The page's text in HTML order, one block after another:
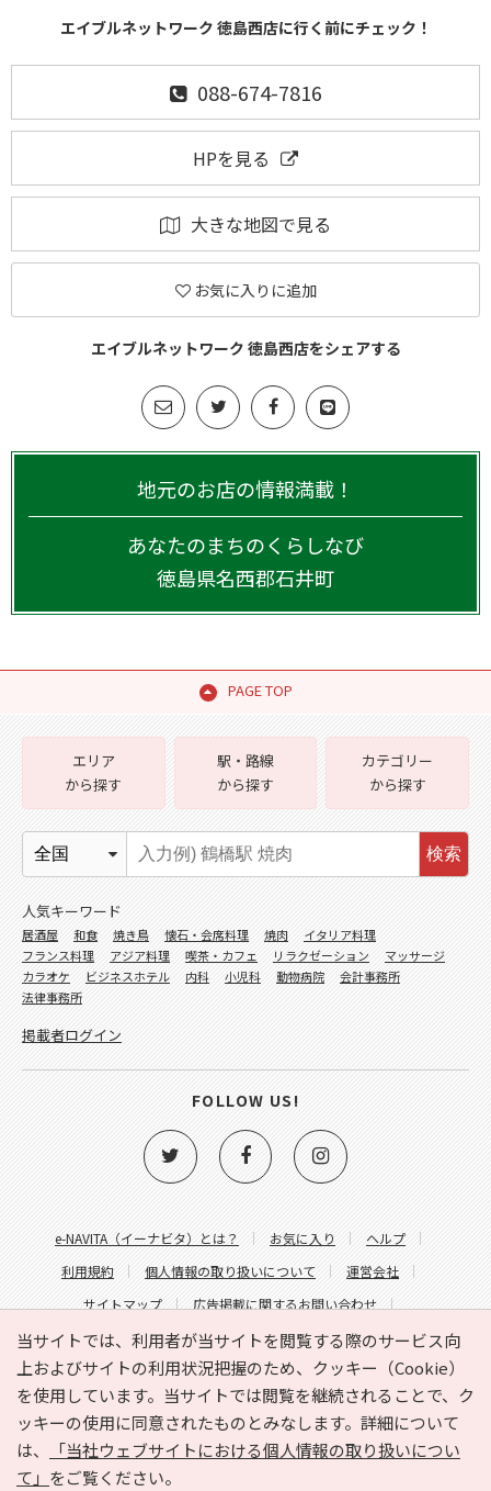
エイブルネットワーク 徳島西店に行く前にチェック！
088-674-7816
HPを見る
大きな地図で見る
お気に入りに追加
エイブルネットワーク 徳島西店をシェアする
地元のお店の情報満載！
あなたのまちのくらしなび
徳島県名西郡石井町
PAGE TOP
当サイトでは、利用者が当サイトを閲覧する際のサービス向
上およびサイトの利用状況把握のため、クッキー（Cookie）
を使用しています。当サイトでは閲覧を継続されることで、ク
ッキーの使用に同意されたものとみなします。詳細について
は、
「当社ウェブサイトにおける個人情報の取り扱いについ
て」 をご覧ください。
e-NAVITA（イーナビタ）とは？ お気に入り
ヘルプ
利用規約
個人情報の取り扱いについて
運営会社
サイトマップ
広告掲載に関するお問い合わせ
サイトの内容に関するお問い合わせ
エリア
から探す
駅・路線
から探す
カテゴリー
から探す
検索
人気キーワード
居酒屋 和食 焼き鳥 懐石・会席料理 焼肉
イタリア料理
フランス料理
アジア料理 喫茶・カフェ リラクゼーション
マッサージ
カラオケ
ビジネスホテル 内科 小児科 動物病院
会計事務所
法律事務所
掲載者ログイン
FOLLOW US!
Copyright © HYOJITO.Co.,Ltd. All Rights Reserved.